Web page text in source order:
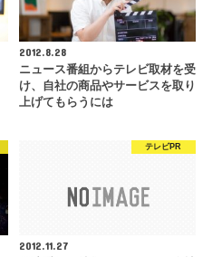
2012.8.28
ニュース番組からテレビ取材を受
け、自社の商品やサービスを取り
上げてもらうには
テレビPR
2012.11.27